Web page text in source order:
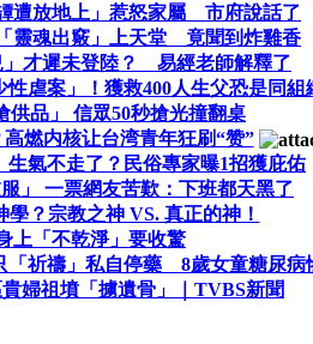
遭放地上」惹怒家屬 市府說話了
靈魂出竅」上天堂 竟聞到炸雞香
」才遲未登陸？ 易經老師解釋了
虐案」！獲救400人生父恐是同組
供品」 信眾50秒搶光撞翻桌
燃内核让台湾青年狂刷“赞”
氣不走了？民俗專家曝1招獲庇佑
」 一票網友苦歎：下班都天黑了
？宗教之神 VS. 真正的神！
上「不乾淨」要收驚
祈禱」私自停藥 8歲女童糖尿病
婦祖墳「擄遺骨」｜TVBS新聞